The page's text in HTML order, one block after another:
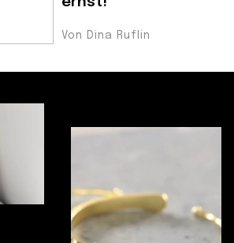
Von Dina Ruflin